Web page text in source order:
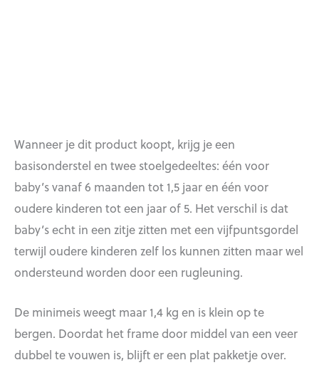
Wanneer je dit product koopt, krijg je een
basisonderstel en twee stoelgedeeltes: één voor
baby’s vanaf 6 maanden tot 1,5 jaar en één voor
oudere kinderen tot een jaar of 5. Het verschil is dat
baby’s echt in een zitje zitten met een vijfpuntsgordel
terwijl oudere kinderen zelf los kunnen zitten maar wel
ondersteund worden door een rugleuning.
De minimeis weegt maar 1,4 kg en is klein op te
bergen. Doordat het frame door middel van een veer
dubbel te vouwen is, blijft er een plat pakketje over.